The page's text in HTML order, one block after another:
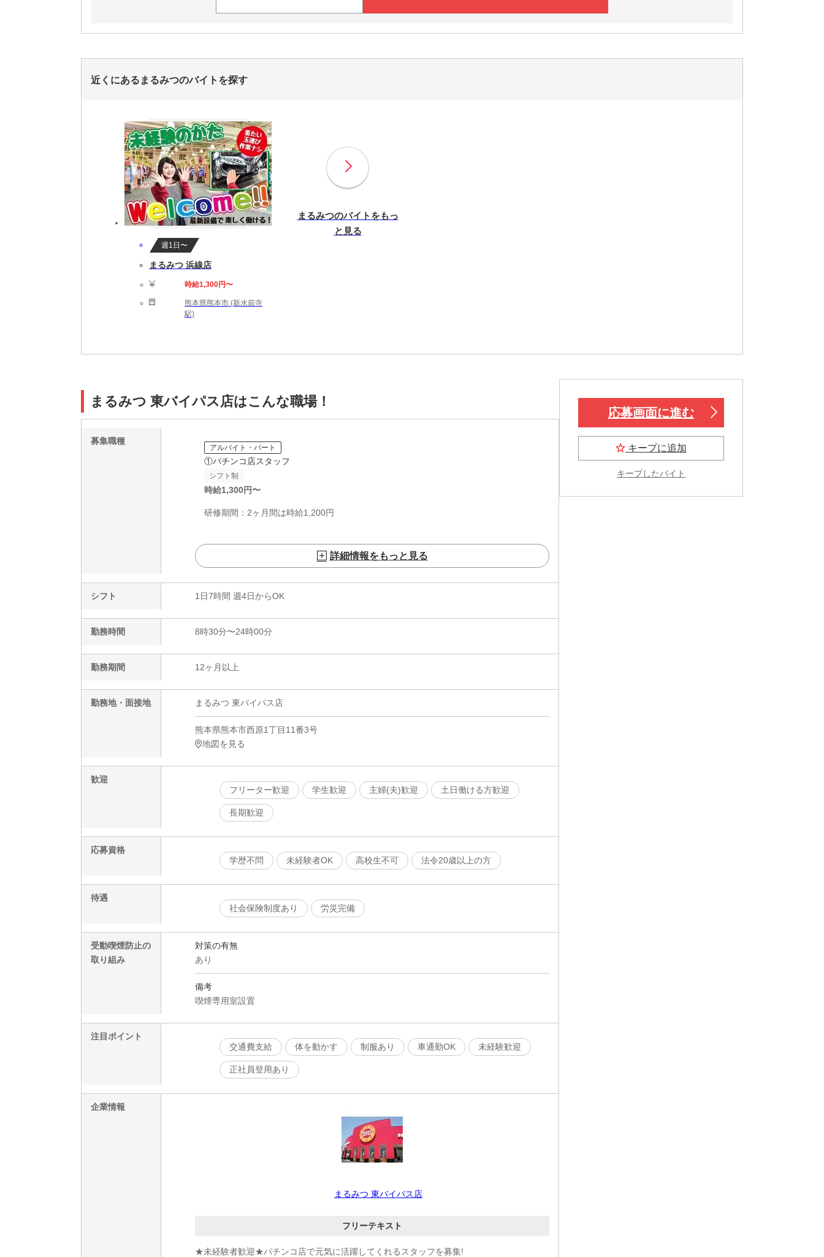
近くにあるまるみつのバイトを探す
週1日〜
まるみつ 浜線店
時給1,300円〜
熊本県熊本市 (新水前寺
駅)
まるみつのバイトをもっ
と見る
まるみつ 東バイパス店はこんな職場！
募集職種
アルバイト・パート
①パチンコ店スタッフ
シフト制
時給1,300円〜
研修期間：2ヶ月間は時給1,200円
詳細情報をもっと見る
シフト 1日7時間 週4日からOK
勤務時間 8時30分〜24時00分
勤務期間 12ヶ月以上
勤務地・面接地 まるみつ 東バイパス店
熊本県熊本市西原1丁目11番3号
地図を見る
歓迎
フリーター歓迎
学生歓迎 主婦(夫)歓迎 土日働ける方歓迎
長期歓迎
応募資格
学歴不問
未経験者OK 高校生不可 法令20歳以上の方
待遇
社会保険制度あり
労災完備
受動喫煙防止の
取り組み
対策の有無
あり
備考
喫煙専用室設置
注目ポイント
交通費支給
体を動かす 制服あり 車通勤OK 未経験歓迎
正社員登用あり
企業情報
まるみつ 東バイパス店
フリーテキスト
★未経験者歓迎★パチンコ店で元気に活躍してくれるスタッフを募集!
応募画面に進む
キープに追加
キープしたバイト